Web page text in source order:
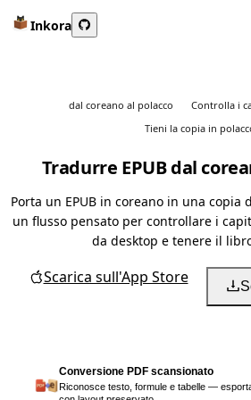
Inkora
dal coreano al polacco
Controlla i
Tieni la copia in
Tradurre EPUB dal
Porta un EPUB in coreano in una copia
un flusso pensato per controllare i
da desktop e tenere il
Scarica sull'App Store
Conversione PDF scansionato
Riconosce testo, formule e tabelle —